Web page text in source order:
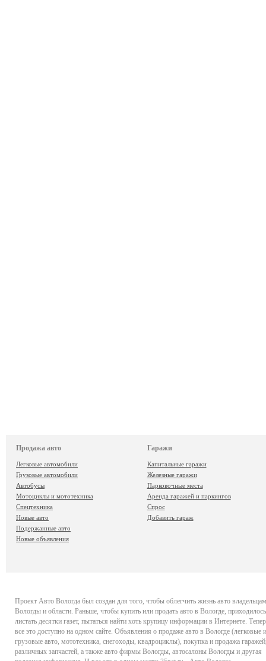
Продажа авто
Легковые автомобили
Грузовые автомобили
Автобусы
Мотоциклы и мототехника
Спецтехника
Новые авто
Подержанные авто
Новые объявления
Гаражи
Капитальные гаражи
Железные гаражи
Парковочные места
Аренда гаражей и паркингов
Спрос
Добавить гараж
Проект Авто Вологда был создан для того, чтобы облегчить жизнь авто владельцам
Вологды и области. Раньше, чтобы купить или продать авто в Вологде, приходилось
листать десятки газет, пытаться найти хоть крупицу информации в Интернете.
все это доступно на одном сайте. Объявления о продаже авто в Вологде (легковые и
грузовые авто, мототехника, снегоходы, квадроциклы), покупка и продажа
различных запчастей, а также авто фирмы Вологды, автосалоны Вологды и другая